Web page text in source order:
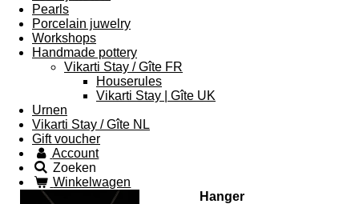
Pearls
Porcelain juwelry
Workshops
Handmade pottery
Vikarti Stay / Gîte FR
Houserules
Vikarti Stay | Gîte UK
Urnen
Vikarti Stay / Gîte NL
Gift voucher
Account
Zoeken
Winkelwagen
Hanger